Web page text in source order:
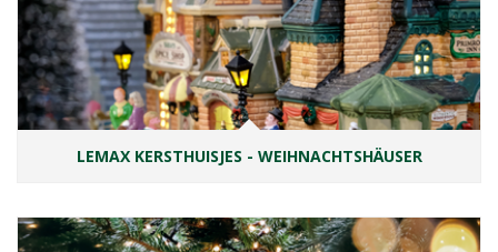
LEMAX KERSTHUISJES - WEIHNACHTSHÄUSER